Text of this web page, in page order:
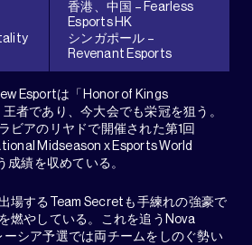
香港、中国 – Fearless
Esports HK
シンガポール –
Revenant Esports
Esportは「Honor of Kings
者であり、今大会でも栄冠を狙う。
ビアのリヤドで開催された第1回
Midseason x Esports World
成績を収めている。
場するTeam Secretも手練れの強豪で
燃やしている。これを追うNova
シア予選では両チームをしのぐ勢い